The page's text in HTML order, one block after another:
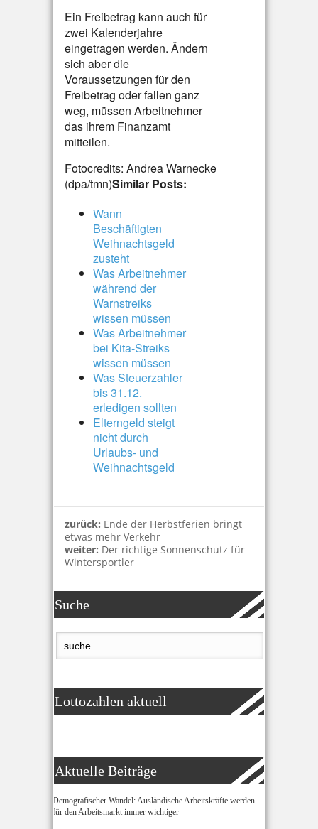
Ein Freibetrag kann auch für
zwei Kalenderjahre
eingetragen werden. Ändern
sich aber die
Voraussetzungen für den
Freibetrag oder fallen ganz
weg, müssen Arbeitnehmer
das ihrem Finanzamt
mitteilen.
Fotocredits: Andrea Warnecke
(dpa/tmn)Similar Posts:
Wann
Beschäftigten
Weihnachtsgeld
zusteht
Was Arbeitnehmer
während der
Warnstreiks
wissen müssen
Was Arbeitnehmer
bei Kita-Streiks
wissen müssen
Was Steuerzahler
bis 31.12.
erledigen sollten
Elterngeld steigt
nicht durch
Urlaubs- und
Weihnachtsgeld
zurück: Ende der Herbstferien bringt
etwas mehr Verkehr
weiter: Der richtige Sonnenschutz für
Wintersportler
Suche
Lottozahlen aktuell
Aktuelle Beiträge
Demografischer Wandel: Ausländische Arbeitskräfte werden
für den Arbeitsmarkt immer wichtiger